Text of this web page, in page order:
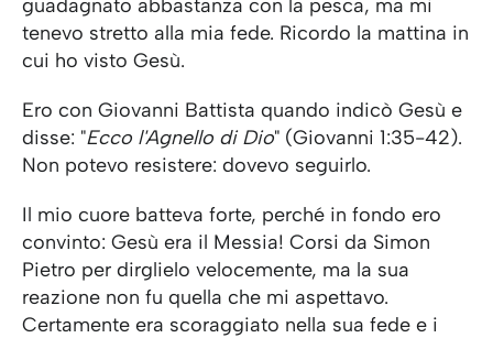
guadagnato abbastanza con la pesca, ma mi
tenevo stretto alla mia fede. Ricordo la mattina in
cui ho visto Gesù.
Ero con Giovanni Battista quando indicò Gesù e
disse: "Ecco l'Agnello di Dio" (Giovanni 1:35-42).
Non potevo resistere: dovevo seguirlo.
Il mio cuore batteva forte, perché in fondo ero
convinto: Gesù era il Messia! Corsi da Simon
Pietro per dirglielo velocemente, ma la sua
reazione non fu quella che mi aspettavo.
Certamente era scoraggiato nella sua fede e i